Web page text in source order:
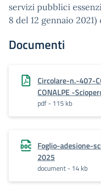
servizi pubblici
8 del 12 gennaio
Documenti
Circolare-n.-407-
CONALPE -
pdf - 115 kb
Foglio-adesione-
2025
document - 14 kb